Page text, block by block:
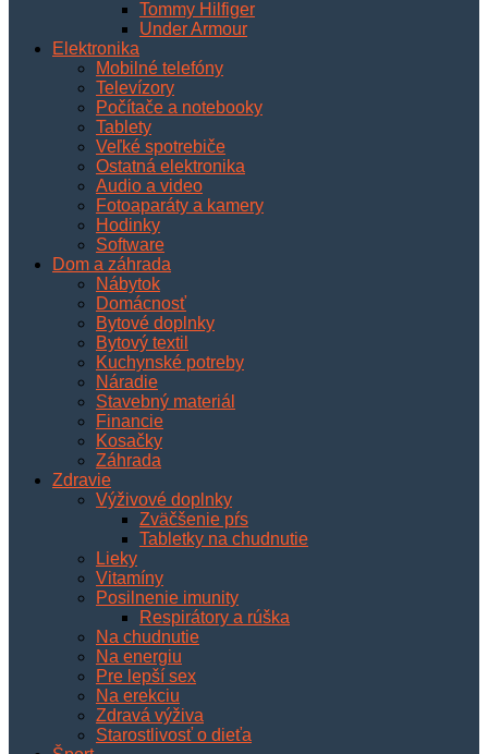
Tommy Hilfiger
Under Armour
Elektronika
Mobilné telefóny
Televízory
Počítače a notebooky
Tablety
Veľké spotrebiče
Ostatná elektronika
Audio a video
Fotoaparáty a kamery
Hodinky
Software
Dom a záhrada
Nábytok
Domácnosť
Bytové doplnky
Bytový textil
Kuchynské potreby
Náradie
Stavebný materiál
Financie
Kosačky
Záhrada
Zdravie
Výživové doplnky
Zväčšenie pŕs
Tabletky na chudnutie
Lieky
Vitamíny
Posilnenie imunity
Respirátory a rúška
Na chudnutie
Na energiu
Pre lepší sex
Na erekciu
Zdravá výživa
Starostlivosť o dieťa